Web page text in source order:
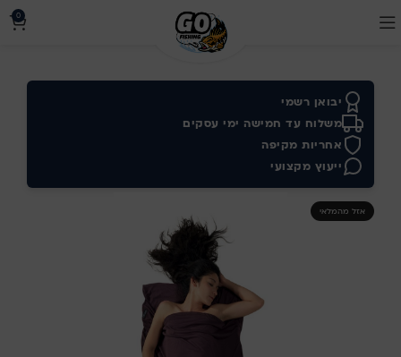
0
יבואן רשמי
משלוח עד חמישה ימי עסקים
אחריות מקיפה
ייעוץ מקצועי
אזל מהמלאי